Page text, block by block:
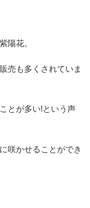
紫陽花。
売も多くされていま
とが多い!という声
咲かせることができ